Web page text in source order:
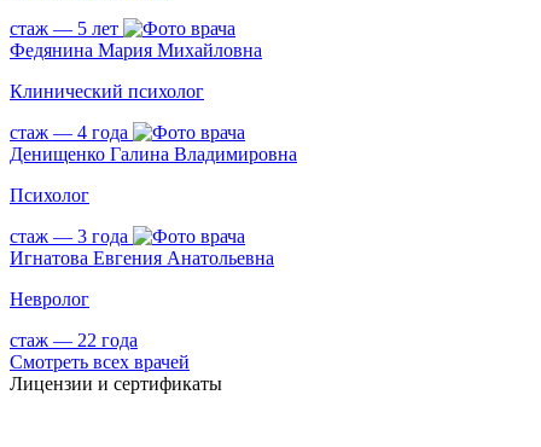
стаж — 5 лет
Федянина Мария Михайловна
Клинический психолог
стаж — 4 года
Денищенко Галина Владимировна
Психолог
стаж — 3 года
Игнатова Евгения Анатольевна
Невролог
стаж — 22 года
Смотреть всех врачей
Лицензии и сертификаты